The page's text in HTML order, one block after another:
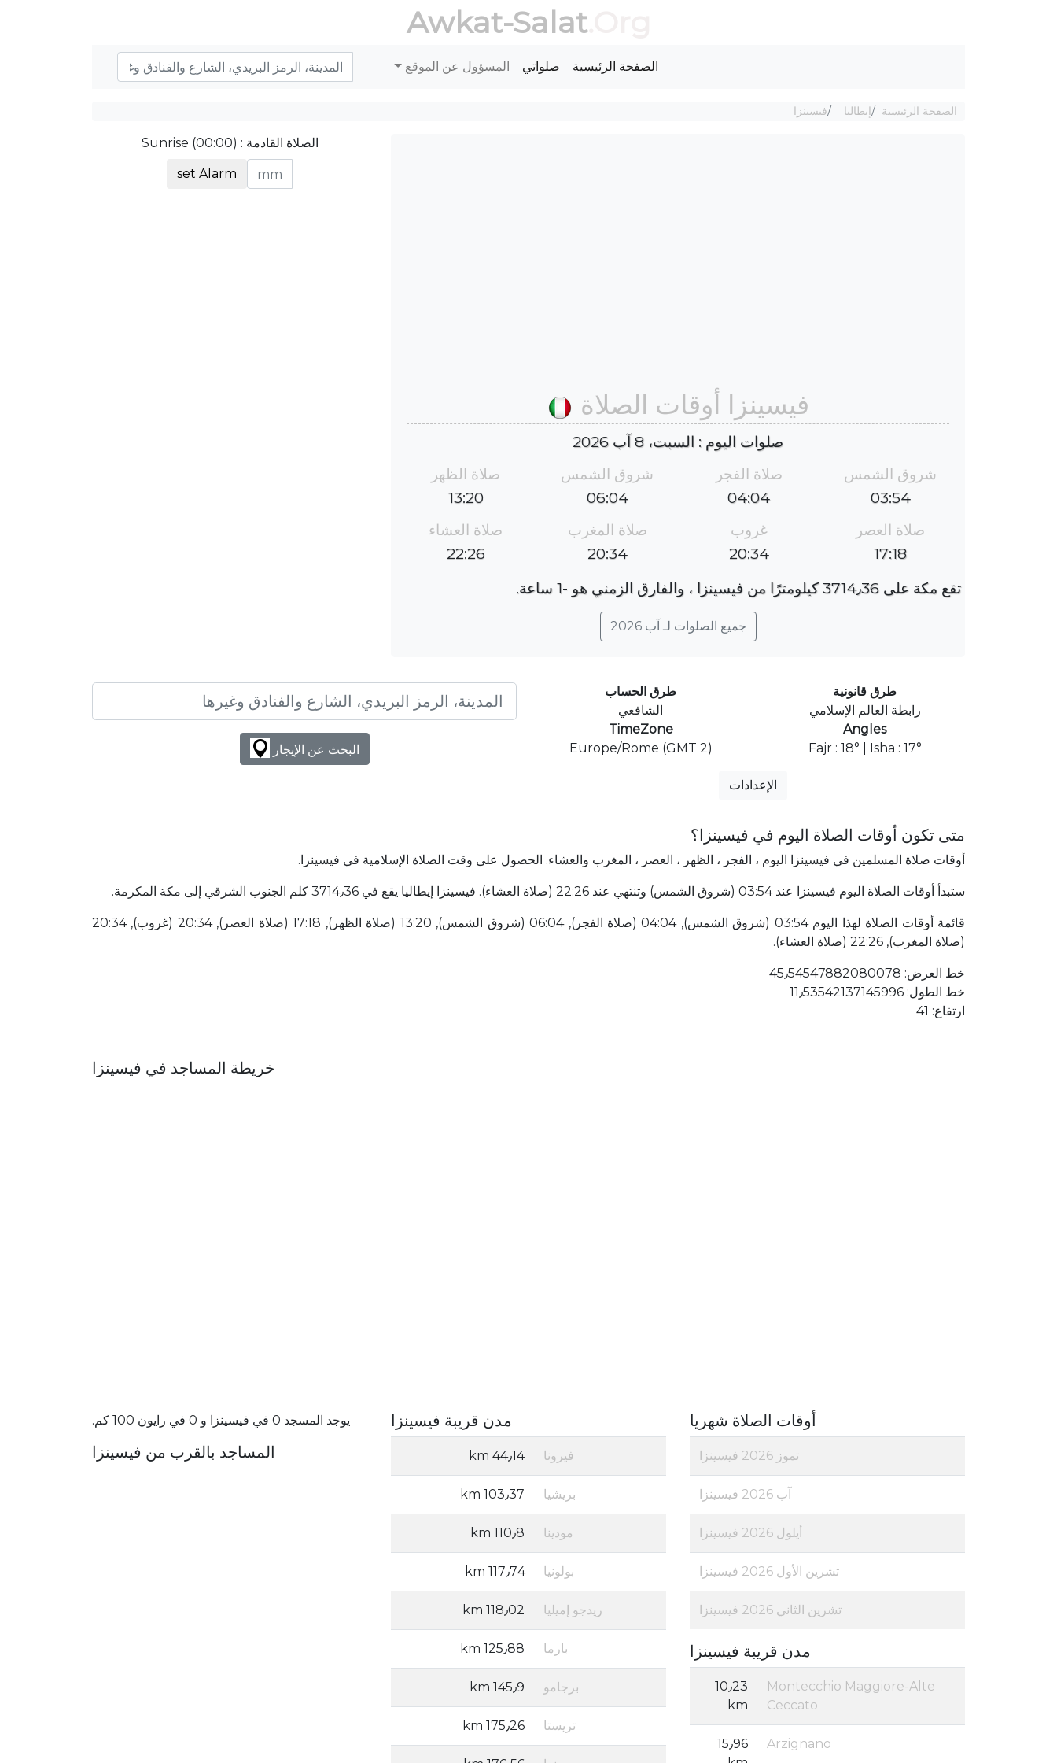
Awkat-Salat.Org
الصفحة الرئيسية صلواتي المسؤول عن الموقع
الصفحة الرئيسية إيطاليا فيسينزا
فيسينزا أوقات الصلاة
صلوات اليوم : السبت، 8 آب 2026
شروق الشمس
03:54
صلاة الفجر
04:04
شروق الشمس
06:04
صلاة الظهر
13:20
صلاة العصر
17:18
غروب
20:34
صلاة المغرب
20:34
صلاة العشاء
22:26
تقع مكة على 3714٫36 كيلومترًا من فيسينزا ، والفارق الزمني هو ؜-1 ساعة.
جميع الصلوات لـ آب 2026
الصلاة القادمة : Sunrise (00:00)
set Alarm
طرق قانونية
رابطة العالم الإسلامي
طرق الحساب
الشافعي
Angles
Fajr : 18° | Isha : 17°
TimeZone
Europe/Rome (GMT 2)
الإعدادات
البحث عن الإيجار
متى تكون أوقات الصلاة اليوم في فيسينزا؟
أوقات صلاة المسلمين في فيسينزا اليوم ، الفجر ، الظهر ، العصر ، المغرب والعشاء. الحصول على وقت الصلاة الإسلامية في فيسينزا.
ستبدأ أوقات الصلاة اليوم فيسينزا عند 03:54 (شروق الشمس) وتنتهي عند 22:26 (صلاة العشاء). فيسينزا إيطاليا يقع في 3714٫36 كلم الجنوب الشرقي إلى مكة المكرمة.
قائمة أوقات الصلاة لهذا اليوم 03:54 (شروق الشمس), 04:04 (صلاة الفجر), 06:04 (شروق الشمس), 13:20 (صلاة الظهر), 17:18 (صلاة العصر), 20:34 (غروب), 20:34
(صلاة المغرب), 22:26 (صلاة العشاء).
خط العرض: 45٫54547882080078
خط الطول: 11٫53542137145996
ارتفاع: 41
خريطة المساجد في فيسينزا
أوقات الصلاة شهريا
تموز 2026 فيسينزا
آب 2026 فيسينزا
أيلول 2026 فيسينزا
تشرين الأول 2026 فيسينزا
تشرين الثاني 2026 فيسينزا
مدن قريبة فيسينزا
Montecchio Maggiore-Alte
Ceccato
10٫23
km
Arzignano
15٫96
مدن قريبة فيسينزا
فيرونا 44٫14 km
بريشيا 103٫37 km
مودينا 110٫8 km
بولونيا 117٫74 km
ريدجو إميليا 118٫02 km
بارما 125٫88 km
برجامو 145٫9 km
تريستا 175٫26 km
يوجد المسجد 0 في فيسينزا و 0 في رايون 100 كم.
المساجد بالقرب من فيسينزا